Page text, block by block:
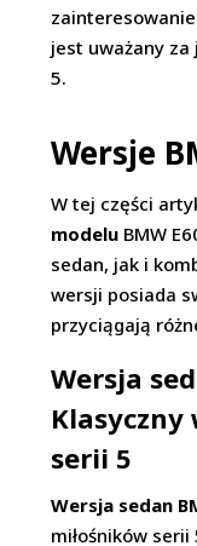
jest uważany
5.
Wersje
W tej części
modelu BMW
sedan, jak i
wersji posiada
przyciągają
Wersja
Klasyczny
serii 5
Wersja sedan
miłośników